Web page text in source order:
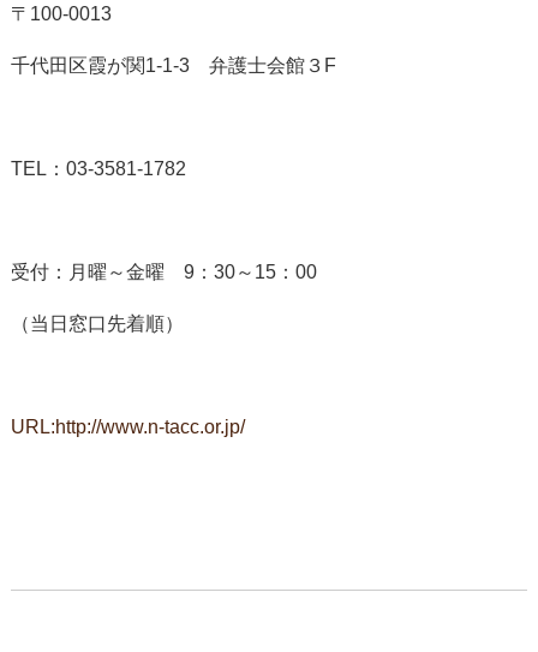
〒100-0013
千代田区霞が関1-1-3 弁護士会館３F
TEL：03-3581-1782
受付：月曜～金曜 9：30～15：00
（当日窓口先着順）
URL:http://www.n-tacc.or.jp/